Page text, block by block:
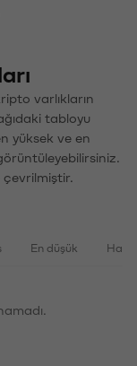
varlıkların
tabloyu
yüksek ve en
En düşük